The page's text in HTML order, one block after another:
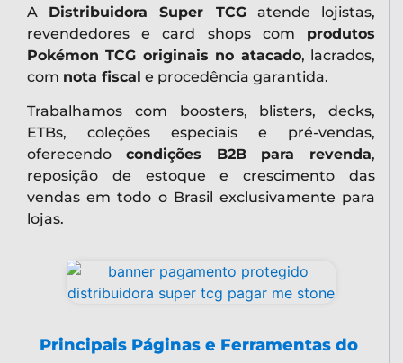
A Distribuidora Super TCGatende lojistas,
revendedores e card shops com produtos
Pokémon TCG originais no atacado, lacrados,
com nota fiscal e procedência garantida.
Trabalhamos com boosters, blisters, decks,
ETBs, coleções especiais e pré-vendas,
oferecendo condições B2B para revenda,
reposição de estoque e crescimento das
vendas em todo o Brasil exclusivamente para
lojas.
Principais Páginas e Ferramentas do